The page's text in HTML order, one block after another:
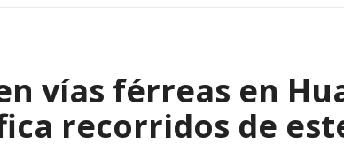
vías férreas en
recorridos de